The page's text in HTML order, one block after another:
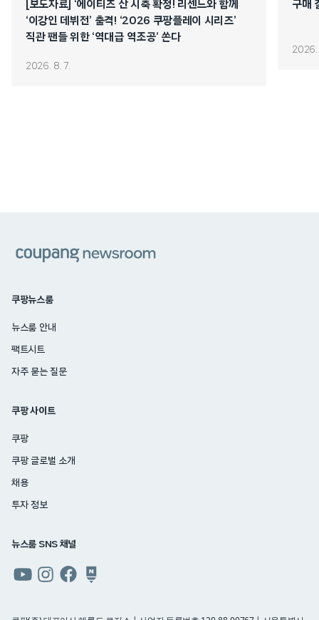
[보도자료] ‘에이티즈 산 시축 확정! 리센느와 함께
‘이강인 데뷔전’ 출격! ‘2026 쿠팡플레이 시리즈’
직관 팬들 위한 ‘역대급 역조공’ 쏜다
2026. 8. 7.
구매
2026.
쿠팡뉴스룸
뉴스룸 안내
팩트시트
자주 묻는 질문
쿠팡 사이트
쿠팡
쿠팡 글로벌 소개
채용
투자 정보
뉴스룸 SNS 채널